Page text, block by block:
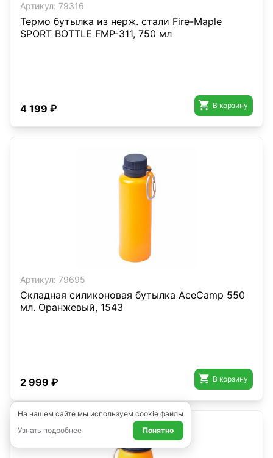
Артикул: 79316
Термо бутылка из нерж. стали Fire-Maple
SPORT BOTTLE FMP-311, 750 мл
4 199 ₽  В корзину
Артикул: 79695
Складная силиконовая бутылка AceCamp 550
мл. Оранжевый, 1543
2 999 ₽  В корзину
На нашем сайте мы используем cookie файлы
Узнать подробнее
Понятно